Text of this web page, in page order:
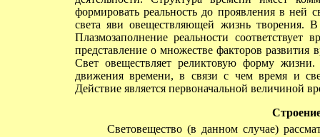
формировать реальность до проявления в ней
света яви овеществляющей жизнь творения.
Плазмозаполнение реальности соответствует
представление о множестве факторов развития
Свет овеществляет реликтовую форму жизни.
движения времени, в связи с чем время и
Действие является первоначальной величиной
Световещество (в данном случае)